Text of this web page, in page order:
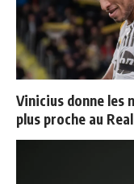
Vinicius donne les
plus proche au Real